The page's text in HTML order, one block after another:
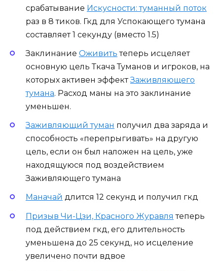
срабатывание Искусности: туманный поток
раз в 8 тиков. Гкд для Успокающего тумана
составляет 1 секунду (вместо 1.5)
Заклинание Оживить теперь исцеляет
основную цель Ткача Туманов и игроков, на
которых активен эффектЗаживляющего
тумана. Расход маны на это заклинание
уменьшен.
Заживляющий туман получил два заряда и
способность «перепрыгивать» на другую
цель, если он был наложен на цель, уже
находящуюся под воздействием
Заживляющего тумана
Маначай длится 12 секунд и получил гкд
Призыв Чи-Цзи, Красного Журавля теперь
под действием гкд, его длительность
уменьшена до 25 секунд, но исцеление
увеличено почти вдвое